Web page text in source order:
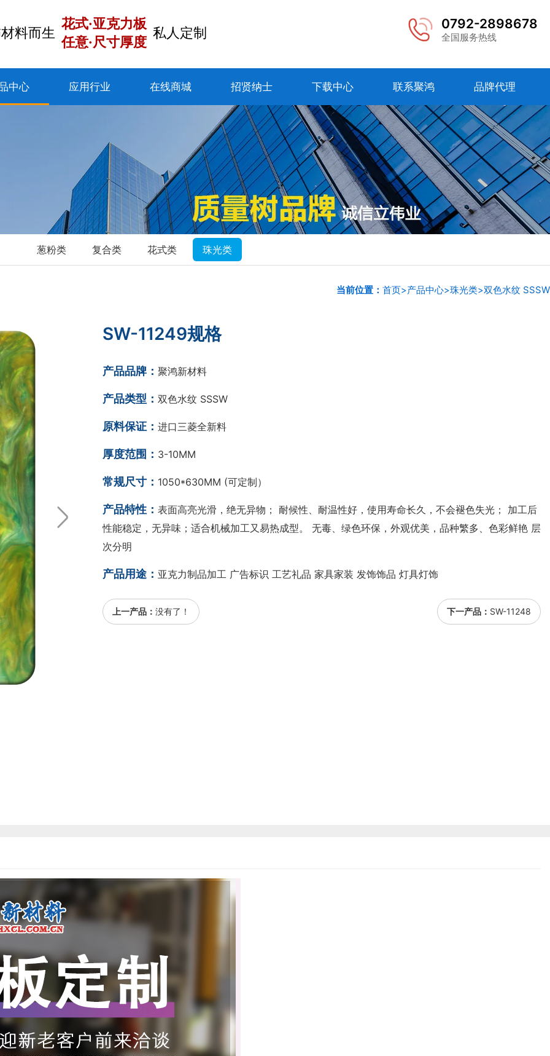
0792-2898678
全国服务热线
料而生
花式·亚克力板
任意·尺寸厚度
私人定制
中心 应用行业 在线商城 招贤纳士 下载中心 联系聚鸿 品牌代理
葱粉类 复合类 花式类 珠光类
当前位置： 首页>产品中心>珠光类>双色水纹 SSSW
SW-11249规格
产品品牌： 聚鸿新材料
产品类型： 双色水纹 SSSW
原料保证： 进口三菱全新料
厚度范围： 3-10MM
常规尺寸： 1050*630MM (可定制）
产品特性： 表面高亮光滑，绝无异物； 耐候性、耐温性好，使用寿命长久，不会褪色失光； 加工后
性能稳定，无异味；适合机械加工又易热成型。 无毒、绿色环保，外观优美，品种繁多、色彩鲜艳 层
次分明
产品用途： 亚克力制品加工 广告标识 工艺礼品 家具家装 发饰饰品 灯具灯饰
上一产品： 没有了！ 下一产品： SW-11248